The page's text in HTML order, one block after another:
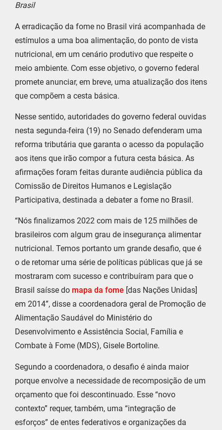
Brasil
A erradicação da fome no Brasil virá acompanhada de
estímulos a uma boa alimentação, do ponto de vista
nutricional, em um cenário produtivo que respeite o
meio ambiente. Com esse objetivo, o governo federal
promete anunciar, em breve, uma atualização dos itens
que compõem a cesta básica.
Nesse sentido, autoridades do governo federal ouvidas
nesta segunda-feira (19) no Senado defenderam uma
reforma tributária que garanta o acesso da população
aos itens que irão compor a futura cesta básica. As
afirmações foram feitas durante audiência pública da
Comissão de Direitos Humanos e Legislação
Participativa, destinada a debater a fome no Brasil.
“Nós finalizamos 2022 com mais de 125 milhões de
brasileiros com algum grau de insegurança alimentar
nutricional. Temos portanto um grande desafio, que é
o de retomar uma série de políticas públicas que já se
mostraram com sucesso e contribuíram para que o
Brasil saísse do mapa da fome [das Nações Unidas]
em 2014”, disse a coordenadora geral de Promoção de
Alimentação Saudável do Ministério do
Desenvolvimento e Assistência Social, Família e
Combate à Fome (MDS), Gisele Bortoline.
Segundo a coordenadora, o desafio é ainda maior
porque envolve a necessidade de recomposição de um
orçamento que foi descontinuado. Esse “novo
contexto” requer, também, uma “integração de
esforços” de entes federativos e organizações da